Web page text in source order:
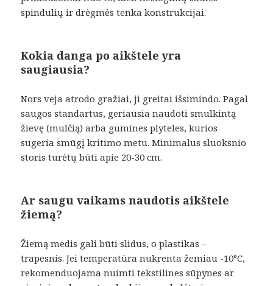
spindulių ir drėgmės tenka konstrukcijai.
Kokia danga po aikštele yra
saugiausia?
Nors veja atrodo gražiai, ji greitai išsimindo. Pagal
saugos standartus, geriausia naudoti smulkintą
žievę (mulčią) arba gumines plyteles, kurios
sugeria smūgį kritimo metu. Minimalus sluoksnio
storis turėtų būti apie 20-30 cm.
Ar saugu vaikams naudotis aikštele
žiemą?
Žiemą medis gali būti slidus, o plastikas –
trapesnis. Jei temperatūra nukrenta žemiau -10°C,
rekomenduojama nuimti tekstilines sūpynes ar